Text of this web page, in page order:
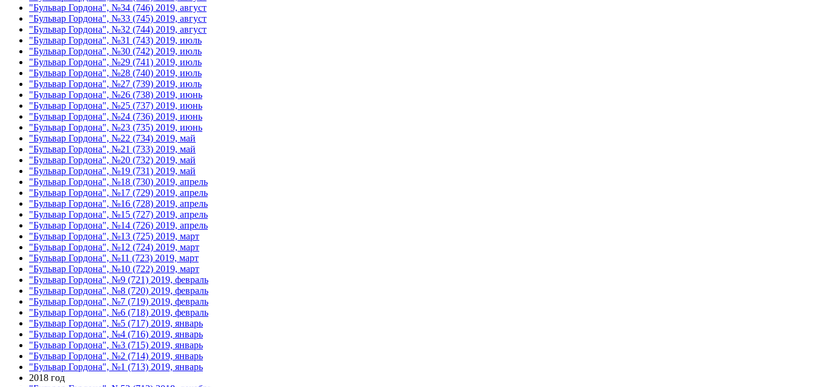
"Бульвар Гордона", №34 (746) 2019, август
"Бульвар Гордона", №33 (745) 2019, август
"Бульвар Гордона", №32 (744) 2019, август
"Бульвар Гордона", №31 (743) 2019, июль
"Бульвар Гордона", №30 (742) 2019, июль
"Бульвар Гордона", №29 (741) 2019, июль
"Бульвар Гордона", №28 (740) 2019, июль
"Бульвар Гордона", №27 (739) 2019, июль
"Бульвар Гордона", №26 (738) 2019, июнь
"Бульвар Гордона", №25 (737) 2019, июнь
"Бульвар Гордона", №24 (736) 2019, июнь
"Бульвар Гордона", №23 (735) 2019, июнь
"Бульвар Гордона", №22 (734) 2019, май
"Бульвар Гордона", №21 (733) 2019, май
"Бульвар Гордона", №20 (732) 2019, май
"Бульвар Гордона", №19 (731) 2019, май
"Бульвар Гордона", №18 (730) 2019, апрель
"Бульвар Гордона", №17 (729) 2019, апрель
"Бульвар Гордона", №16 (728) 2019, апрель
"Бульвар Гордона", №15 (727) 2019, апрель
"Бульвар Гордона", №14 (726) 2019, апрель
"Бульвар Гордона", №13 (725) 2019, март
"Бульвар Гордона", №12 (724) 2019, март
"Бульвар Гордона", №11 (723) 2019, март
"Бульвар Гордона", №10 (722) 2019, март
"Бульвар Гордона", №9 (721) 2019, февраль
"Бульвар Гордона", №8 (720) 2019, февраль
"Бульвар Гордона", №7 (719) 2019, февраль
"Бульвар Гордона", №6 (718) 2019, февраль
"Бульвар Гордона", №5 (717) 2019, январь
"Бульвар Гордона", №4 (716) 2019, январь
"Бульвар Гордона", №3 (715) 2019, январь
"Бульвар Гордона", №2 (714) 2019, январь
"Бульвар Гордона", №1 (713) 2019, январь
2018 год